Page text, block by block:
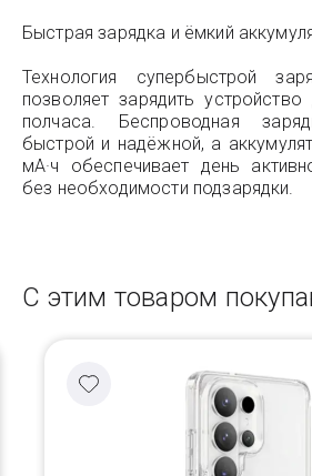
Быстрая зарядка и ёмкий
Технология супербыстрой
позволяет зарядить
полчаса. Беспроводная
быстрой и надёжной, а
мА·ч обеспечивает день
без необходимости подзарядки.
С этим товаром